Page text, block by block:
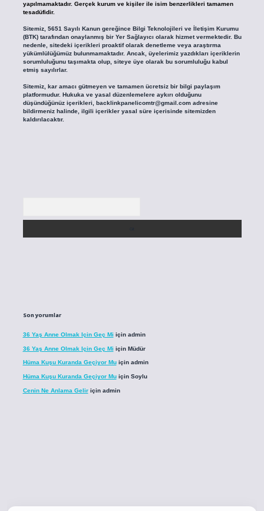
yapılmamaktadır. Gerçek kurum ve kişiler ile isim benzerlikleri tamamen
tesadüfidir.
Sitemiz, 5651 Sayılı Kanun gereğince Bilgi Teknolojileri ve İletişim Kurumu
(BTK) tarafından onaylanmış bir Yer Sağlayıcı olarak hizmet vermektedir. Bu
nedenle, sitedeki içerikleri proaktif olarak denetleme veya araştırma
yükümlülüğümüz bulunmamaktadır. Ancak, üyelerimiz yazdıkları içeriklerin
sorumluluğunu taşımakta olup, siteye üye olarak bu sorumluluğu kabul
etmiş sayılırlar.
Sitemiz, kar amacı gütmeyen ve tamamen ücretsiz bir bilgi paylaşım
platformudur. Hukuka ve yasal düzenlemelere aykırı olduğunu
düşündüğünüz içerikleri, backlinkpanelicomtr@gmail.comadresine
bildirmeniz halinde, ilgili içerikler yasal süre içerisinde sitemizden
kaldırılacaktır.
Son yorumlar
36 Yaş Anne Olmak Için Geç Mi için admin
36 Yaş Anne Olmak Için Geç Mi için Müdür
Hüma Kuşu Kuranda Geçiyor Muiçin admin
Hüma Kuşu Kuranda Geçiyor Muiçin Soylu
Cenin Ne Anlama Geliriçin admin